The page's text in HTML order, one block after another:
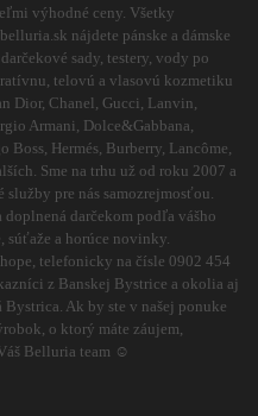
výhodné ceny. Všetky
nájdete pánske a dámske
sady, testery, vody po
telovú a vlasovú kozmetiku
Dior, Chanel, Gucci, Lanvin,
Armani, Dolce&Gabbana,
Hermés, Burberry, Lancôme,
Sme na trhu už od roku 2007 a
pre nás samozrejmosťou.
darčekom podľa vášho
súťaže a horúce novinky.
telefonicky na čísle 0902 454
z Banskej Bystrice a okolia aj
Bystrica. Ak by ste v našej ponuke
o ktorý máte záujem,
Belluria team ☺